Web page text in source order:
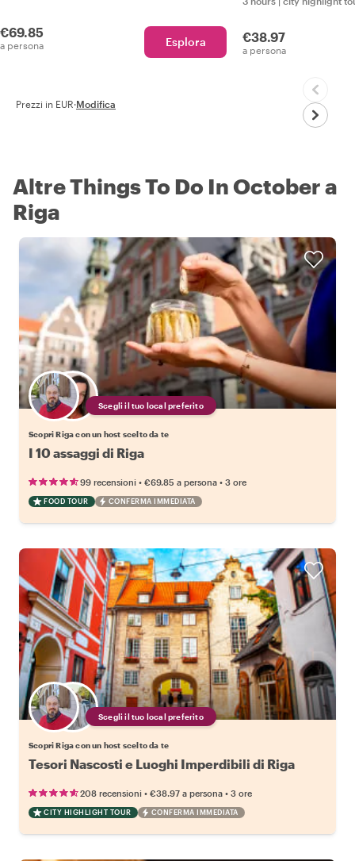
€69.85
a persona Esplora €38.97
a persona
Prezzi in EUR·Modifica
Altre Things To Do In October a
Riga
Scegli il tuo local preferito
Scopri Riga con un host scelto da te
I 10 assaggi di Riga
99 recensioni • €69.85 a persona • 3 ore
FOOD TOUR CONFERMA IMMEDIATA
Scegli il tuo local preferito
Scopri Riga con un host scelto da te
Tesori Nascosti e Luoghi Imperdibili di Riga
208 recensioni • €38.97 a persona • 3 ore
CITY HIGHLIGHT TOUR CONFERMA IMMEDIATA